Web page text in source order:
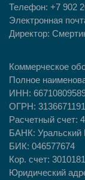
Телефон: +7 902
Электронная
Директор:
Коммерческое
Полное
ИНН:
ОГРН:
Расчетный счет:
БАНК:
БИК: 046577674
Кор. счет:
Юридический